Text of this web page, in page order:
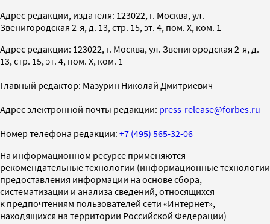
Адрес редакции, издателя: 123022, г. Москва, ул.
Звенигородская 2-я, д. 13, стр. 15, эт. 4, пом. X, ком. 1
Адрес редакции: 123022, г. Москва, ул. Звенигородская 2-я, д.
13, стр. 15, эт. 4, пом. X, ком. 1
Главный редактор: Мазурин Николай Дмитриевич
Адрес электронной почты редакции: press-release@forbes.ru
Номер телефона редакции: +7 (495) 565-32-06
На информационном ресурсе применяются
рекомендательные технологии (информационные технологии
предоставления информации на основе сбора,
систематизации и анализа сведений, относящихся
к предпочтениям пользователей сети «Интернет»,
находящихся на территории Российской Федерации)